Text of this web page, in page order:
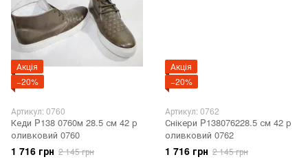
Акція
−20%
Артикул: 0760
Кеди P138 0760м 28.5 см 42 р
оливковий 0760
1 716 грн 2 145 грн
Акція
−20%
Артикул: 0762
Снікери P138076228.5 см 42 р
оливковий 0762
1 716 грн 2 145 грн